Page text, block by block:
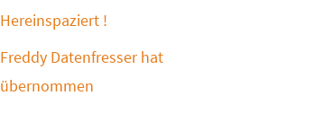
Hereinspaziert !
Freddy Datenfresser hat
übernommen